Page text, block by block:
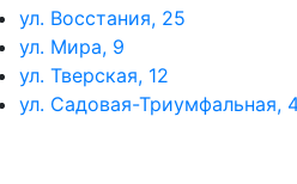
ул. Восстания, 25
ул. Мира, 9
ул. Тверская, 12
ул. Садовая-Триумфальная,